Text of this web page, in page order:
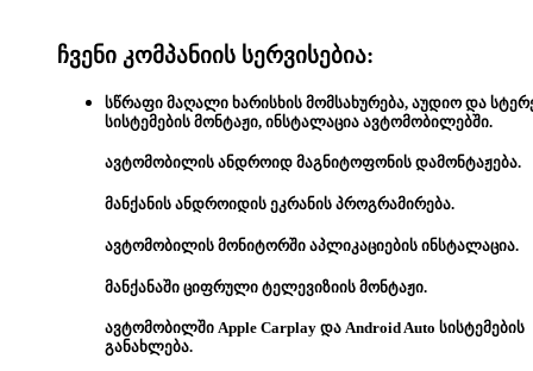
ჩვენი კომპანიის სერვისებია:
სწრაფი მაღალი ხარისხის მომსახურება, აუდიო და
სისტემების მონტაჟი, ინსტალაცია ავტომობილებში.
ავტომობილის ანდროიდ მაგნიტოფონის დამონტაჟება.
მანქანის ანდროიდის ეკრანის პროგრამირება.
ავტომობილის მონიტორში აპლიკაციების ინსტალაცია.
მანქანაში ციფრული ტელევიზიის მონტაჟი.
ავტომობილში Apple Carplay და Android Auto სისტემების
განახლება.